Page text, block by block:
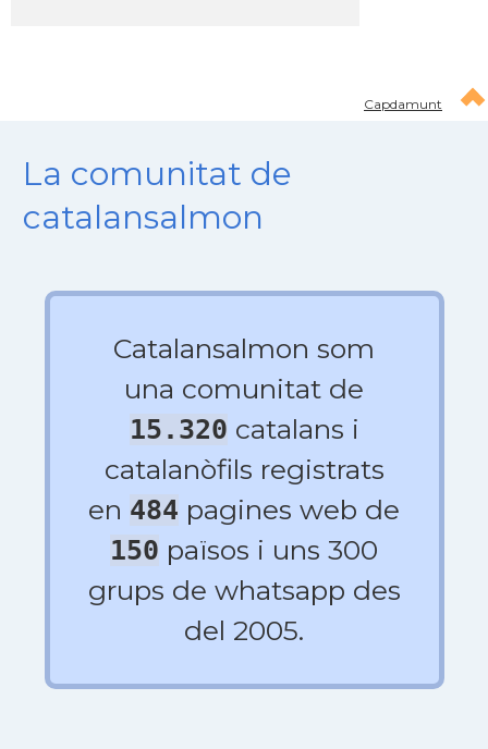
Capdamunt
La comunitat de
catalansalmon
Catalansalmon som
una comunitat de
15.320 catalans i
catalanòfils registrats
en 484 pagines web de
150 països i uns 300
grups de whatsapp des
del 2005.